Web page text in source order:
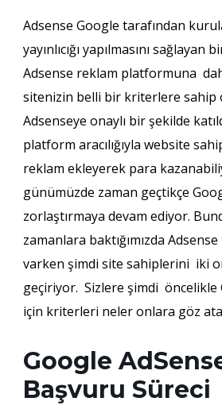
Adsense Google tarafından
yayınlıcığı yapılmasını
Adsense reklam platformuna
sitenizin belli bir kriterlere sahip
Adsenseye onaylı bir şekilde
platform aracılığıyla website
reklam ekleyerek para
günümüzde zaman geçtikçe
zorlaştırmaya devam ediyor.
zamanlara baktığımızda
varken şimdi site sahiplerini iki
geçiriyor. Sizlere şimdi öncelikle
için kriterleri neler onlara göz
Google
Başvuru Süreci